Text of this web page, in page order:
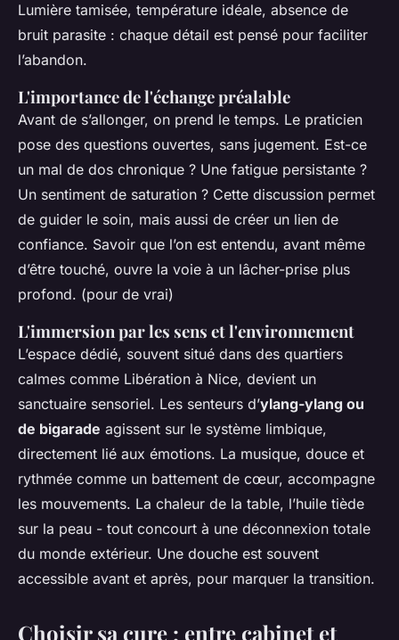
Lumière tamisée, température idéale, absence de
bruit parasite : chaque détail est pensé pour faciliter
l’abandon.
L'importance de l'échange préalable
Avant de s’allonger, on prend le temps. Le praticien
pose des questions ouvertes, sans jugement. Est-ce
un mal de dos chronique ? Une fatigue persistante ?
Un sentiment de saturation ? Cette discussion permet
de guider le soin, mais aussi de créer un lien de
confiance. Savoir que l’on est entendu, avant même
d’être touché, ouvre la voie à un lâcher-prise plus
profond. (pour de vrai)
L'immersion par les sens et l'environnement
L’espace dédié, souvent situé dans des quartiers
calmes comme Libération à Nice, devient un
sanctuaire sensoriel. Les senteurs d’ylang-ylang ou
de bigarade agissent sur le système limbique,
directement lié aux émotions. La musique, douce et
rythmée comme un battement de cœur, accompagne
les mouvements. La chaleur de la table, l’huile tiède
sur la peau - tout concourt à une déconnexion totale
du monde extérieur. Une douche est souvent
accessible avant et après, pour marquer la transition.
Choisir sa cure : entre cabinet et